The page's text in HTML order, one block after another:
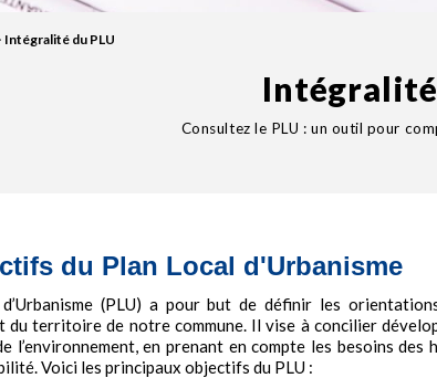
Intégralité du PLU
Intégralité
Consultez le PLU : un outil pour
du Plan Local d'Urbanisme
(PLU) a pour but de définir les
du territoire de notre commune. Il vise à concilier
l’environnement, en prenant en compte les besoins des
Voici les principaux objectifs du PLU :